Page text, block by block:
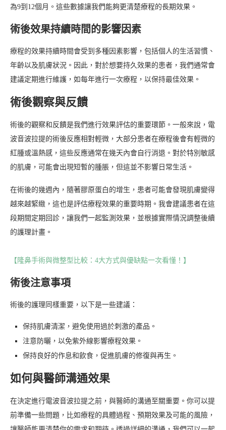
為9到12個月。這些數據讓我們能夠更清楚療程的長期效果。
術後效果持續時間的影響因素
療程的效果持續時間會受到多種因素影響，包括個人的生活習慣、
年齡以及肌膚狀況。因此，對於想要持久效果的患者，我們通常會
建議定期進行維護，如每年進行一次療程，以保持最佳效果。
術後觀察與反饋
術後的觀察和反饋是我們進行效果評估的重要環節。一般來說，電
波音波拉提的術後反應相對輕微，大部分患者在療程後會有輕微的
紅腫或溫熱感，這些反應通常在幾天內會自行消退。對於特別敏感
的肌膚，可能會出現短暫的腫脹，但這並不影響日常生活。
在術後的幾週內，隨著膠原蛋白的增生，患者可能會發現肌膚變得
越來越緊緻，這也是評估療程效果的重要時期。我會建議患者在這
段期間定期回診，讓我們一起監測效果，並根據實際情況調整後續
的護理計畫。
【隆鼻手術與微整型比較：4大方式與優缺點一次看懂！】
術後注意事項
術後的護理同樣重要，以下是一些建議：
保持肌膚清潔，避免使用過於刺激的產品。
注意防曬，以免紫外線影響療程效果。
保持良好的作息和飲食，促進肌膚的修復與再生。
如何與醫師溝通效果
在決定進行電波音波拉提之前，與醫師的溝通至關重要。你可以提
前準備一些問題，比如療程的具體過程、預期效果及可能的風險，